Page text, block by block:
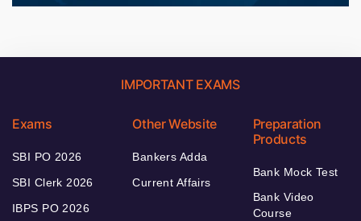
IMPORTANT EXAMS
Exams
SBI PO 2026
SBI Clerk 2026
IBPS PO 2026
Other Website
Bankers Adda
Current Affairs
Preparation
Products
Bank Mock Test
Bank Video
Course